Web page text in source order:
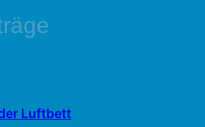
Luftbett